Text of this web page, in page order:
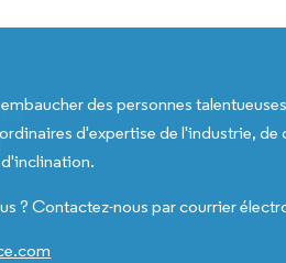
des personnes
d'expertise de l'industrie, de
? Contactez-nous par courrier